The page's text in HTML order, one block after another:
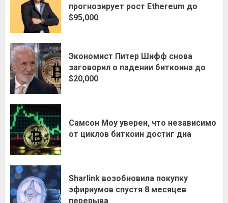
прогнозирует рост Ethereum до
$95,000
Экономист Питер Шифф снова
заговорил о падении биткоина до
$20,000
Самсон Моу уверен, что независимо
от циклов биткоин достиг дна
Sharlink возобновила покупку
эфириумов спустя 8 месяцев
перерыва